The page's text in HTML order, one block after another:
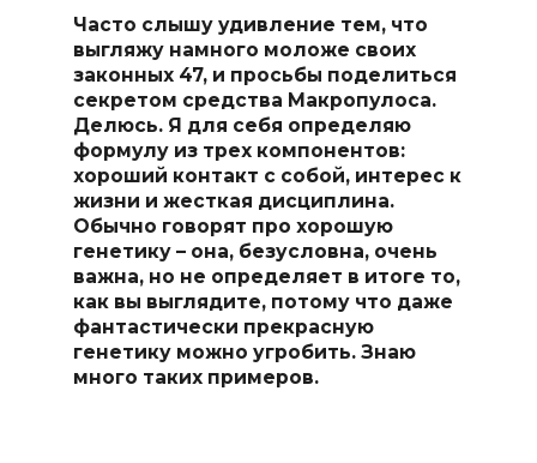
Часто слышу удивление тем, что
выгляжу намного моложе своих
законных 47, и просьбы поделиться
секретом средства Макропулоса.
Делюсь. Я для себя определяю
формулу из трех компонентов:
хороший контакт с собой, интерес к
жизни и жесткая дисциплина.
Обычно говорят про хорошую
генетику – она, безусловна, очень
важна, но не определяет в итоге то,
как вы выглядите, потому что даже
фантастически прекрасную
генетику можно угробить. Знаю
много таких примеров.